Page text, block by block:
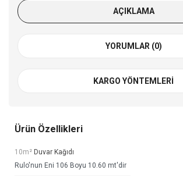
AÇIKLAMA
YORUMLAR (0)
KARGO YÖNTEMLERI
Ürün Özellikleri
10m² Duvar Kağıdı
Rulo'nun Eni 106 Boyu 10.60 mt'dir